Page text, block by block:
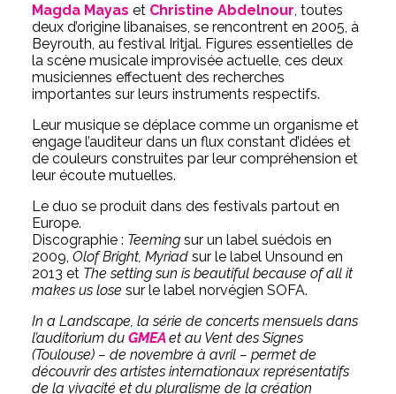
Magda Mayas et Christine Abdelnour , toutes
deux d’origine libanaises, se rencontrent en 2005, à
Beyrouth, au festival Iritjal. Figures essentielles de
la scène musicale improvisée actuelle, ces deux
musiciennes effectuent des recherches
importantes sur leurs instruments respectifs.
Leur musique se déplace comme un organisme et
engage l’auditeur dans un flux constant d’idées et
de couleurs construites par leur compréhension et
leur écoute mutuelles.
Le duo se produit dans des festivals partout en
Europe.
Discographie : Teemingsur un label suédois en
2009, Olof Bright, Myriadsur le label Unsound en
2013 et The setting sun is beautiful because of all it
makes us lose sur le label norvégien SOFA.
In a Landscape, la série de concerts mensuels dans
l’auditorium duGMEA et au Vent des Signes
(Toulouse) – de novembre à avril – permet de
découvrir des artistes internationaux représentatifs
de la vivacité et du pluralisme de la création